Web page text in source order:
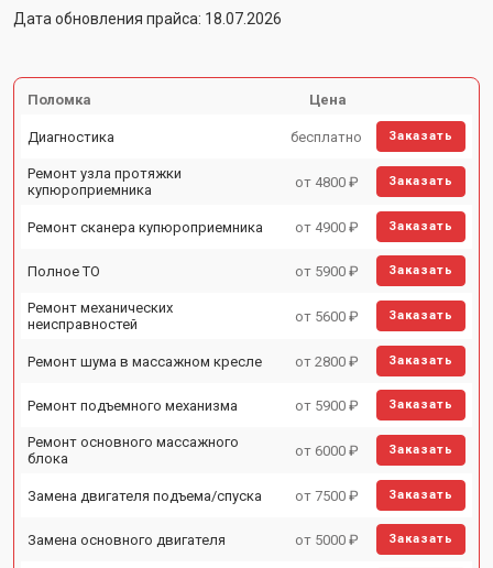
Дата обновления прайса: 18.07.2026
Поломка Цена
Диагностика бесплатно Заказать
Ремонт узла протяжки
купюроприемника
от 4800 ₽ Заказать
Ремонт сканера купюроприемника от 4900 ₽ Заказать
Полное ТО от 5900 ₽ Заказать
Ремонт механических
неисправностей
от 5600 ₽ Заказать
Ремонт шума в массажном кресле от 2800 ₽ Заказать
Ремонт подъемного механизма от 5900 ₽ Заказать
Ремонт основного массажного
блока
от 6000 ₽ Заказать
Замена двигателя подъема/спуска от 7500 ₽ Заказать
Замена основного двигателя от 5000 ₽ Заказать